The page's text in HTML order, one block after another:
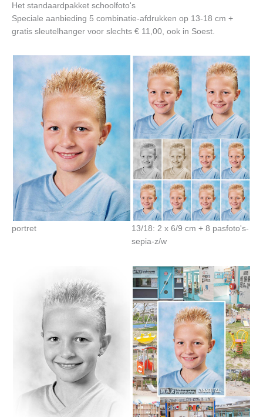
Het standaardpakket schoolfoto's
Speciale aanbieding 5 combinatie-afdrukken op 13-18 cm +
gratis sleutelhanger voor slechts € 11,00, ook in Soest.
portret
13/18: 2 x 6/9 cm + 8 pasfoto's-
sepia-z/w